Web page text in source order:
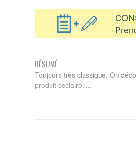
RÉSUMÉ
Toujours très classique. On
produit scalaire. ...